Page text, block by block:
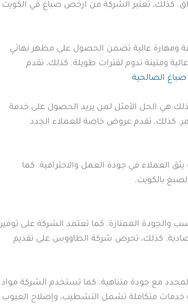
كذلك، تعتبر الشركة من ارخص صباغ في الكويت
ومهارة عالية تضمن الحصول على مظهر نهائي
ومتينة تدوم لفترات طويلة. كذلك، تقدم
صباغ الصالحية
هي الحل الأمثل لمن يريد الحصول على خدمة
كذلك، تقدم عروض خاصة للعملاء الجدد
العملاء في جودة العمل والاحترافية. كما
بالكويت.
الممتازة. كما تعتمد الشركة على توفير
كذلك، تحرص شركة الطاووس على تقديم
مع جودة متناهية. كما تستخدم الشركة مواد
خدمات متكاملة تشمل التشطيب، وإصلاح العيوب